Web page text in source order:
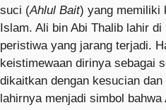
suci (Ahlul Bait) yang memiliki
Islam. Ali bin Abi Thalib lahir di
peristiwa yang jarang terjadi.
keistimewaan dirinya sebagai
dikaitkan dengan kesucian
lahirnya menjadi simbol